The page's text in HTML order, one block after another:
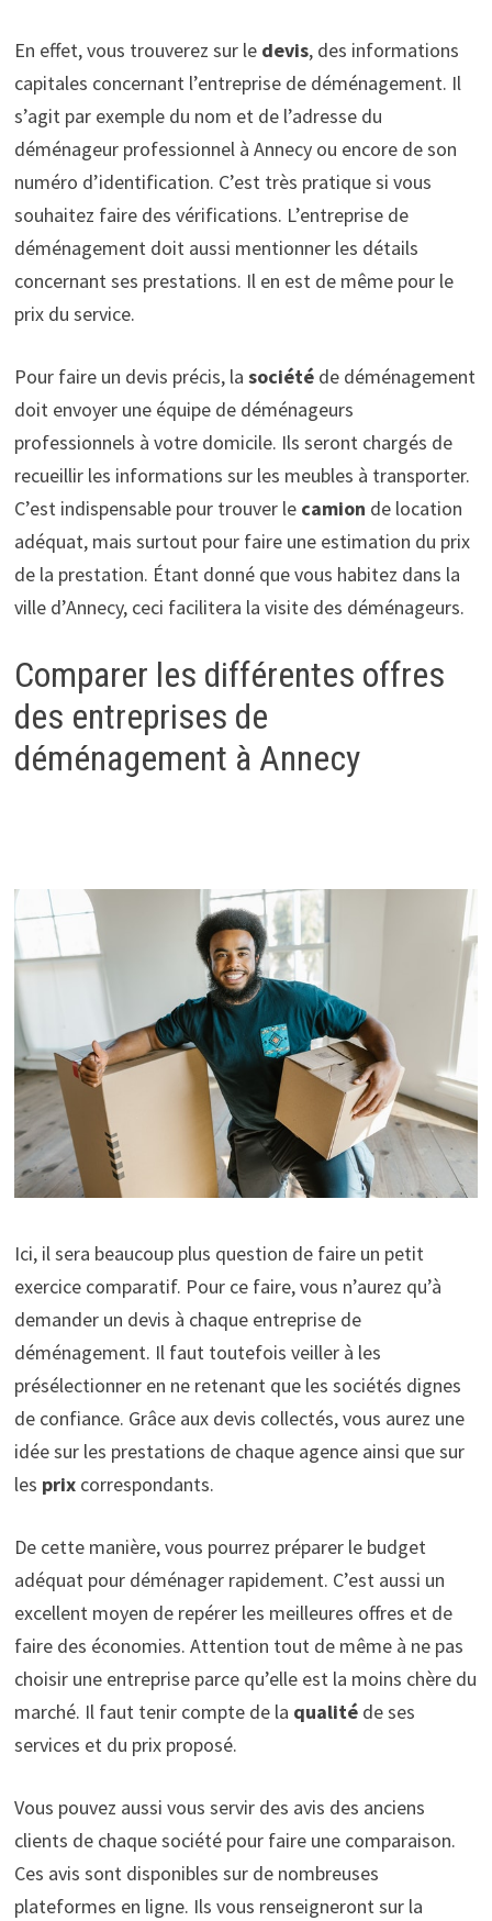
En effet, vous trouverez sur le devis, des informations
capitales concernant l’entreprise de déménagement. Il
s’agit par exemple du nom et de l’adresse du
déménageur professionnel à Annecy ou encore de son
numéro d’identification. C’est très pratique si vous
souhaitez faire des vérifications. L’entreprise de
déménagement doit aussi mentionner les détails
concernant ses prestations. Il en est de même pour le
prix du service.
Pour faire un devis précis, la société de déménagement
doit envoyer une équipe de déménageurs
professionnels à votre domicile. Ils seront chargés de
recueillir les informations sur les meubles à transporter.
C’est indispensable pour trouver le camion de location
adéquat, mais surtout pour faire une estimation du prix
de la prestation. Étant donné que vous habitez dans la
ville d’Annecy, ceci facilitera la visite des déménageurs.
Comparer les différentes offres
des entreprises de
déménagement à Annecy
Ici, il sera beaucoup plus question de faire un petit
exercice comparatif. Pour ce faire, vous n’aurez qu’à
demander un devis à chaque entreprise de
déménagement. Il faut toutefois veiller à les
présélectionner en ne retenant que les sociétés dignes
de confiance. Grâce aux devis collectés, vous aurez une
idée sur les prestations de chaque agence ainsi que sur
les prix correspondants.
De cette manière, vous pourrez préparer le budget
adéquat pour déménager rapidement. C’est aussi un
excellent moyen de repérer les meilleures offres et de
faire des économies. Attention tout de même à ne pas
choisir une entreprise parce qu’elle est la moins chère du
marché. Il faut tenir compte de la qualité de ses
services et du prix proposé.
Vous pouvez aussi vous servir des avis des anciens
clients de chaque société pour faire une comparaison.
Ces avis sont disponibles sur de nombreuses
plateformes en ligne. Ils vous renseigneront sur la